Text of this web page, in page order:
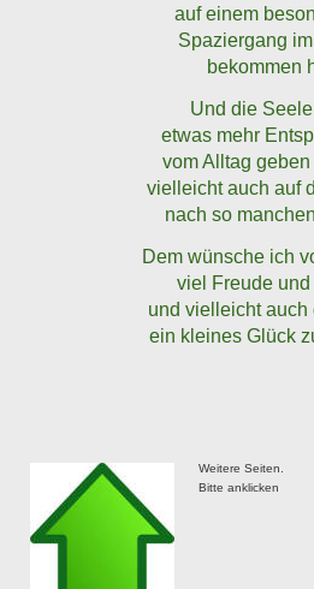
auf einem
Spaziergang
bekommen
Und die Seele
etwas mehr
vom Alltag
vielleicht auch auf
nach so
Dem wünsche ich
viel Freude
und vielleicht auch
ein kleines Glück
Weitere Seiten.
Bitte anklicken